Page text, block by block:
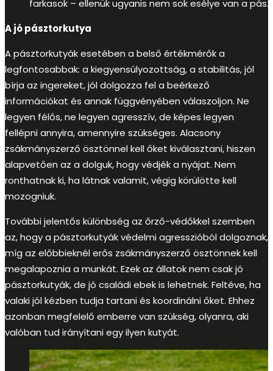
farkasok – ellenük ugyanis nem sok esélye van a
A jó pásztorkutya
A pásztorkutyák esetében a belső értékmérők a
legfontosabbak: a kiegyensúlyozottság, a stabilitás, jól
bírja az ingereket, jól dolgozza fel a beérkező
információkat és annak függvényében válaszoljon. Ne
legyen félős, ne legyen agresszív, de képes legyen
fellépni annyira, amennyire szükséges. Alacsony
zsákmányszerző ösztönnel kell őket kiválasztani, hiszen
alapvetően az a dolguk, hogy védjék a nyájat. Nem
ronthatnak ki, ha látnak valamit, végig körülötte kell
mozogniuk.
További jelentős különbség az őrző-védőkkel szemben
az, hogy a pásztorkutyák védelmi agresszióból dolgoznak,
míg az előbbieknél erős zsákmányszerző ösztönnek kell
megalapoznia a munkát. Ezek az állatok nem csak jó
pásztorkutyák, de jó családi ebek is lehetnek. Feltéve, ha
valaki jól kézben tudja tartani és koordinálni őket. Ehhez
azonban megfelelő emberre van szükség, olyanra, aki
valóban tud irányítani egy ilyen kutyát.